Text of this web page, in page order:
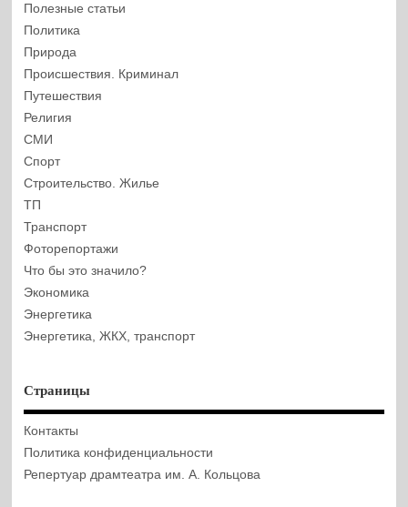
Полезные статьи
Политика
Природа
Происшествия. Криминал
Путешествия
Религия
СМИ
Спорт
Строительство. Жилье
ТП
Транспорт
Фоторепортажи
Что бы это значило?
Экономика
Энергетика
Энергетика, ЖКХ, транспорт
Страницы
Контакты
Политика конфиденциальности
Репертуар драмтеатра им. А. Кольцова